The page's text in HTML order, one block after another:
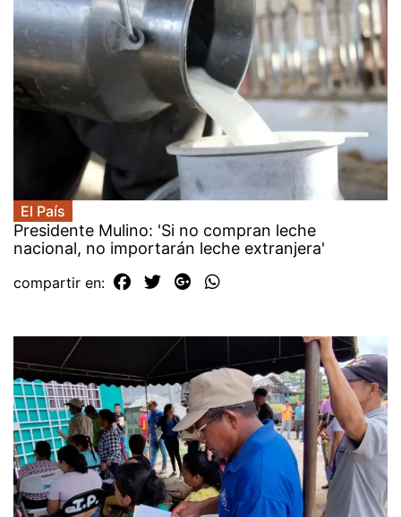
El País
Presidente Mulino: 'Si no compran leche
nacional, no importarán leche extranjera'
compartir en: